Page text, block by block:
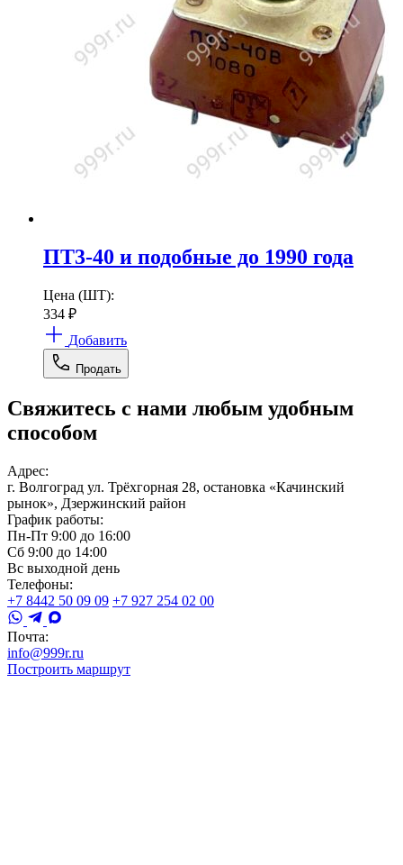
ПТ3-40 и подобные до 1990 года
Цена (ШТ):
334 ₽
Добавить
Продать
Свяжитесь с нами любым удобным
способом
Адрес:
г. Волгоград ул. Трёхгорная 28, остановка «Качинский
рынок», Дзержинский район
График работы:
Пн-Пт 9:00 до 16:00
Сб 9:00 до 14:00
Вс выходной день
Телефоны:
+7 8442 50 09 09 +7 927 254 02 00
Почта:
info@999r.ru
Построить маршрут